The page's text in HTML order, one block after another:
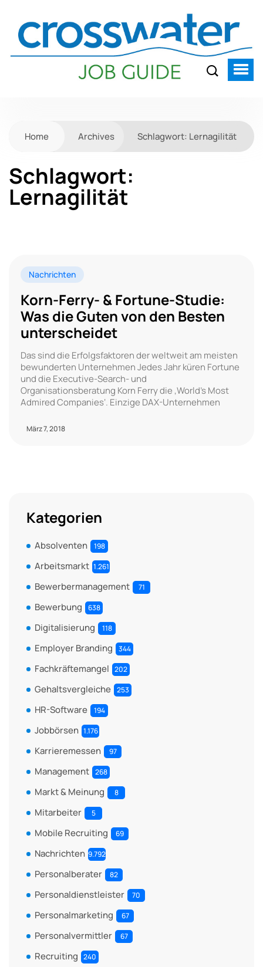
Home Archives Schlagwort: Lernagilität
Schlagwort:
Lernagilität
Nachrichten
Korn-Ferry- & Fortune-Studie:
Was die Guten von den Besten
unterscheidet
Das sind die Erfolgsfaktoren der weltweit am meisten
bewunderten Unternehmen Jedes Jahr küren Fortune
und die Executive-Search- und
Organisationsberatung Korn Ferry die ‚World’s Most
Admired Companies‘. Einzige DAX-Unternehmen
März 7, 2018
Kategorien
Absolventen 198
Arbeitsmarkt 1.261
Bewerbermanagement 71
Bewerbung 638
Digitalisierung 118
Employer Branding 344
Fachkräftemangel 202
Gehaltsvergleiche 253
HR-Software 194
Jobbörsen 1.176
Karrieremessen 97
Management 268
Markt & Meinung 8
Mitarbeiter 5
Mobile Recruiting 69
Nachrichten 9.792
Personalberater 82
Personaldienstleister 70
Personalmarketing 67
Personalvermittler 67
Recruiting 240